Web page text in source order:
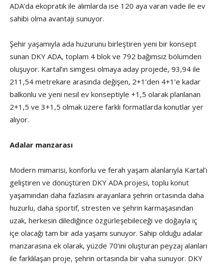
ADA’da ekopratik ile alımlarda ise 120 aya varan vade ile ev
sahibi olma avantajı sunuyor.
Şehir yaşamıyla ada huzurunu birleştiren yeni bir konsept
sunan DKY ADA, toplam 4 blok ve 792 bağımsız bölümden
oluşuyor. Kartal’ın simgesi olmaya aday projede, 93,94 ile
211,54 metrekare arasında değişen, 2+1’den 4+1’e kadar
balkonlu ve yeni nesil ev konseptiyle +1,5 olarak planlanan
2+1,5 ve 3+1,5 olmak üzere farklı formatlarda konutlar yer
alıyor.
Adalar manzarası
Modern mimarisi, konforlu ve ferah yaşam alanlarıyla Kartal’ı
geliştiren ve dönüştüren DKY ADA projesi, toplu konut
yaşamından daha fazlasını arayanlara şehrin ortasında daha
huzurlu, daha sportif, stresten ve şehrin karmaşasından
uzak, herkesin dilediğince özgürleşebileceği ve doğayla iç
içe olacağı tam bir ada yaşamı sunuyor. Sahip olduğu adalar
manzarasına ek olarak, yüzde 70’ini oluşturan peyzaj alanları
ile farklılaşan proje, şehrin ortasında bir vaha sunuyor. DKY